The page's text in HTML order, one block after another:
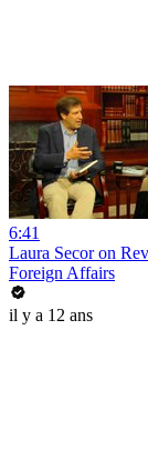
6:41
Laura Secor on
Foreign Affairs
il y a 12 ans